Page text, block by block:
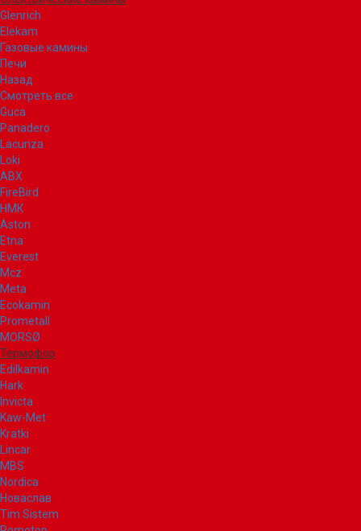
Glenrich
Elekam
Газовые камины
Печи
Назад
Смотреть все
Guca
Panadero
Lacunza
Loki
ABX
FireBird
НМК
Aston
Etna
Everest
Mcz
Meta
Ecokamin
Prometall
MORSØ
Термофор
Edilkamin
Hark
Invicta
Kaw-Met
Kratki
Lincar
MBS
Nordica
Новаслав
Tim Sistem